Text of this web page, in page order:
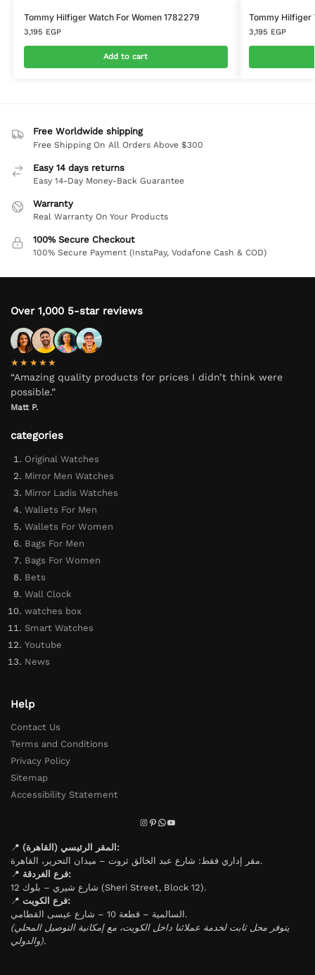
Tommy Hilfiger Watch For Women 1782279
3,195 EGP
Add to cart
Tommy Hilfiger
3,195 EGP
Free Worldwide shipping
Free Shipping On All Orders Above $300
Easy 14 days returns
Easy 14-Day Money-Back Guarantee
Warranty
Real Warranty On Your Products
100% Secure Checkout
100% Secure Payment (InstaPay, Vodafone Cash & COD)
Over 1,000 5-star reviews
★★★★★
“Amazing quality products for prices I didn’t think were
possible.”
Matt P.
categories
Original Watches
Mirror Men Watches
Mirror Ladis Watches
Wallets For Men
Wallets For Women
Bags For Men
Bags For Women
Bets
Wall Clock
watches box
Smart Watches
Youtube
News
Help
Contact Us
Terms and Conditions
Privacy Policy
Sitemap
Accessibility Statement
📍
المقر الرئيسي (القاهرة):
مقر إداري فقط: شارع عبد الخالق ثروت – ميدان التحرير، القاهرة.
📍
فرع الغردقة:
شارع شيري – بلوك 12 (Sheri Street, Block 12).
📍
فرع الكويت:
السالمية – قطعة 10 – شارع عيسى القطامي.
(يتوفر محل ثابت لخدمة عملائنا داخل الكويت، مع إمكانية التوصيل المحلي
والدولي).